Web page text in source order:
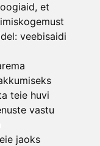
et
veebisaidi
teie huvi
vastu
jaoks